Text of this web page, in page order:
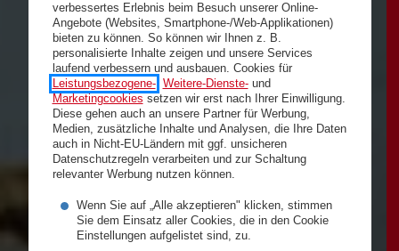
verbessertes Erlebnis beim Besuch unserer Online-
Angebote (Websites, Smartphone-/Web-Applikationen)
bieten zu können. So können wir Ihnen z. B.
personalisierte Inhalte zeigen und unsere Services
laufend verbessern und ausbauen. Cookies für
Leistungsbezogene-, Weitere-Dienste-und
Marketingcookies setzen wir erst nach Ihrer Einwilligung.
Diese gehen auch an unsere Partner für Werbung,
Medien, zusätzliche Inhalte und Analysen, die Ihre Daten
auch in Nicht-EU-Ländern mit ggf. unsicheren
Datenschutzregeln verarbeiten und zur Schaltung
relevanter Werbung nutzen können.
Wenn Sie auf „Alle akzeptieren" klicken, stimmen
Sie dem Einsatz aller Cookies, die in den Cookie
Einstellungen aufgelistet sind, zu.